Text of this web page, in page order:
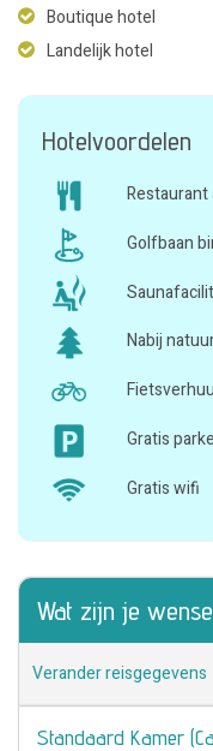
Boutique hotel
Landelijk hotel
Hotelvoordelen
Golfbaan
Nabij
Gratis
Gratis wifi
Wat zijn je
Verander reisgegevens
Standaard Kamer